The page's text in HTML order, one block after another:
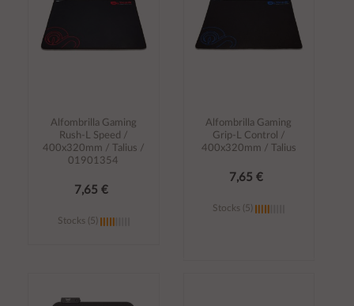
Alfombrilla Gaming
Rush-L Speed /
400x320mm / Talius /
01901354
7,65 €
Stocks (5)
carrito
Alfombrilla Gaming
Grip-L Control /
400x320mm / Talius
7,65 €
Stocks (5)